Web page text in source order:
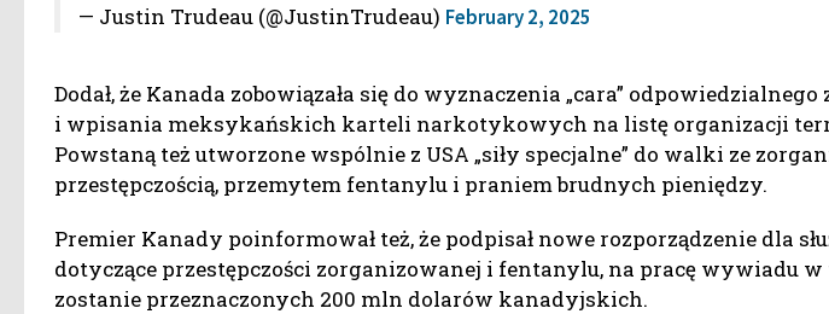
— Justin Trudeau (@JustinTrudeau) February 2, 2025
Dodał, że Kanada zobowiązała się do wyznaczenia „cara”
i wpisania meksykańskich karteli narkotykowych na listę organizacji
Powstaną też utworzone wspólnie z USA „siły specjalne” do walki ze
przestępczością, przemytem fentanylu i praniem brudnych pieniędzy.
Premier Kanady poinformował też, że podpisał nowe rozporządzenie dla
dotyczące przestępczości zorganizowanej i fentanylu, na pracę wywiadu
zostanie przeznaczonych 200 mln dolarów kanadyjskich.